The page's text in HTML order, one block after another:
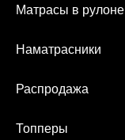
Матрасы в рулоне
Наматрасники
Распродажа
Топперы